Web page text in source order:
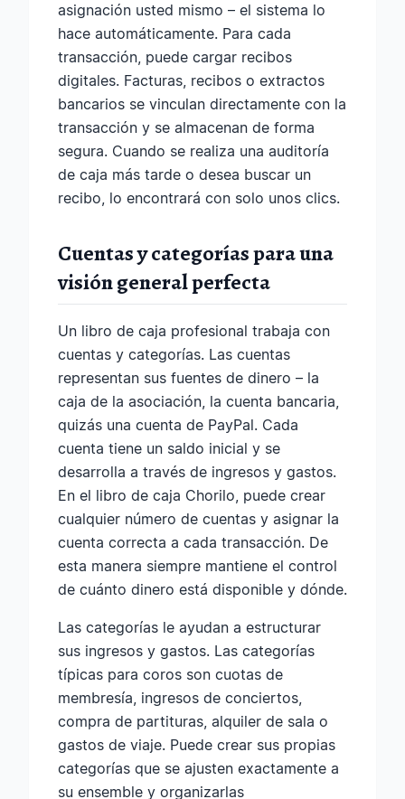
asignación usted mismo – el sistema lo
hace automáticamente. Para cada
transacción, puede cargar recibos
digitales. Facturas, recibos o extractos
bancarios se vinculan directamente con la
transacción y se almacenan de forma
segura. Cuando se realiza una auditoría
de caja más tarde o desea buscar un
recibo, lo encontrará con solo unos clics.
Cuentas y categorías para una
visión general perfecta
Un libro de caja profesional trabaja con
cuentas y categorías. Las cuentas
representan sus fuentes de dinero – la
caja de la asociación, la cuenta bancaria,
quizás una cuenta de PayPal. Cada
cuenta tiene un saldo inicial y se
desarrolla a través de ingresos y gastos.
En el libro de caja Chorilo, puede crear
cualquier número de cuentas y asignar la
cuenta correcta a cada transacción. De
esta manera siempre mantiene el control
de cuánto dinero está disponible y dónde.
Las categorías le ayudan a estructurar
sus ingresos y gastos. Las categorías
típicas para coros son cuotas de
membresía, ingresos de conciertos,
compra de partituras, alquiler de sala o
gastos de viaje. Puede crear sus propias
categorías que se ajusten exactamente a
su ensemble y organizarlas